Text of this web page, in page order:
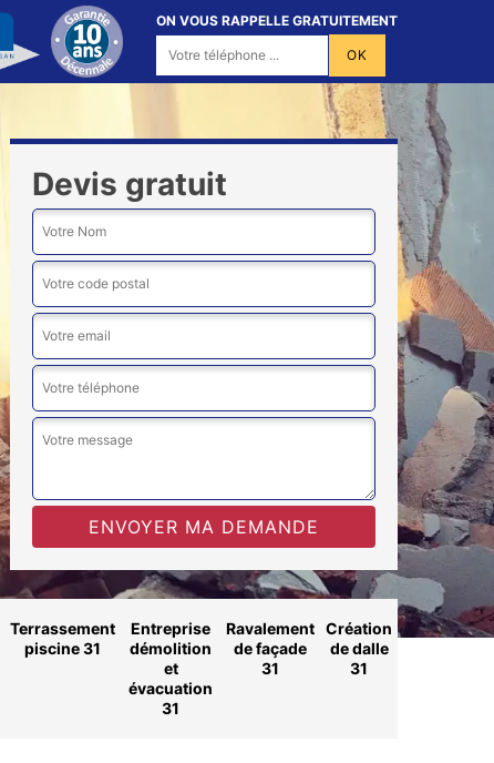
ON VOUS RAPPELLE GRATUITEMENT
Devis gratuit
Terrassement
piscine 31
Entreprise
démolition
et
évacuation
31
Ravalement
de façade
31
Création
de dalle
31